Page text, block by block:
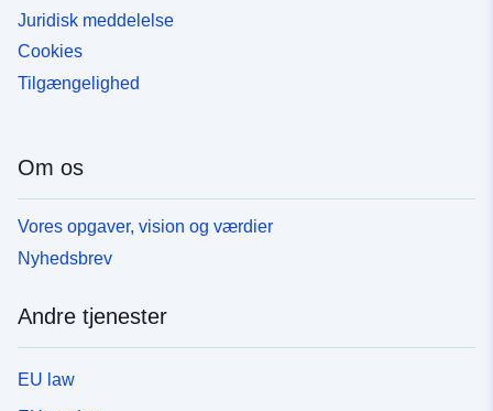
Juridisk meddelelse
Cookies
Tilgængelighed
Om os
Vores opgaver, vision og værdier
Nyhedsbrev
Andre tjenester
EU law